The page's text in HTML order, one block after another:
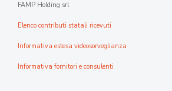
FAMP Holding srl
Elenco contributi statali ricevuti
Informativa estesa videosorveglianza
Informativa fornitori e consulenti